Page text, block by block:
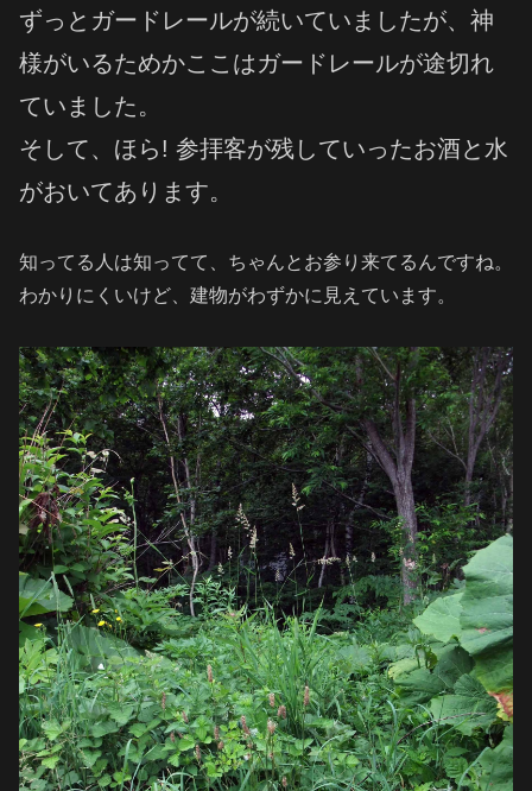
ずっとガードレールが続いていましたが、神
様がいるためかここはガードレールが途切れ
ていました。
そして、ほら! 参拝客が残していったお酒と水
がおいてあります。
知ってる人は知ってて、ちゃんとお参り来てるんですね。
わかりにくいけど、建物がわずかに見えています。